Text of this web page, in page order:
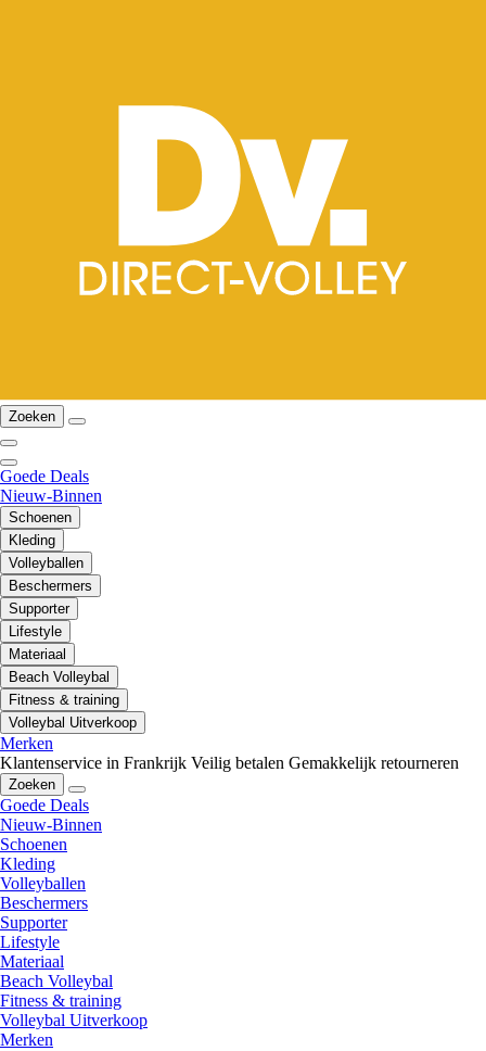
Zoeken
Goede Deals
Nieuw-Binnen
Schoenen
Kleding
Volleyballen
Beschermers
Supporter
Lifestyle
Materiaal
Beach Volleybal
Fitness & training
Volleybal Uitverkoop
Merken
Klantenservice in Frankrijk Veilig betalen Gemakkelijk retourneren
Zoeken
Goede Deals
Nieuw-Binnen
Schoenen
Kleding
Volleyballen
Beschermers
Supporter
Lifestyle
Materiaal
Beach Volleybal
Fitness & training
Volleybal Uitverkoop
Merken